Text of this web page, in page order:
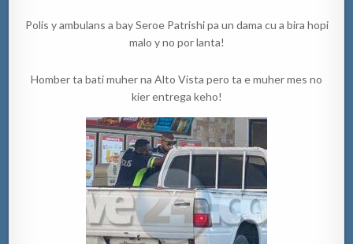
Polis y ambulans a bay Seroe Patrishi pa un dama cu a bira hopi
malo y no por lanta!
Homber ta bati muher na Alto Vista pero ta e muher mes no
kier entrega keho!